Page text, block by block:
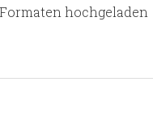
hochgeladen